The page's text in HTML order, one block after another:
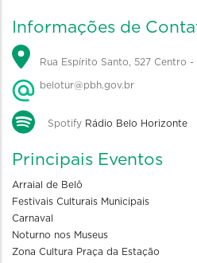
Informações de
Rua Espírito Santo, 527 Centro
belotur@pbh.gov.br
Spotify Rádio Belo Horizonte
Principais Eventos
Arraial de Belô
Festivais Culturais Municipais
Carnaval
Noturno nos Museus
Zona Cultura Praça da Estação